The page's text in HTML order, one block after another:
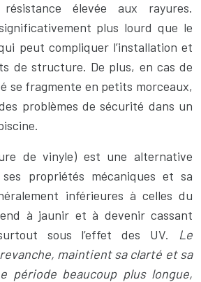
élevée aux rayures.
plus lourd que le
peut compliquer l’installation et
de structure. De plus, en cas de
se fragmente en petits morceaux,
problèmes de sécurité dans un
de vinyle) est une alternative
ses propriétés mécaniques et sa
inférieures à celles du
à jaunir et à devenir cassant
sous l’effet des UV. Le
maintient sa clarté et sa
période beaucoup plus longue,